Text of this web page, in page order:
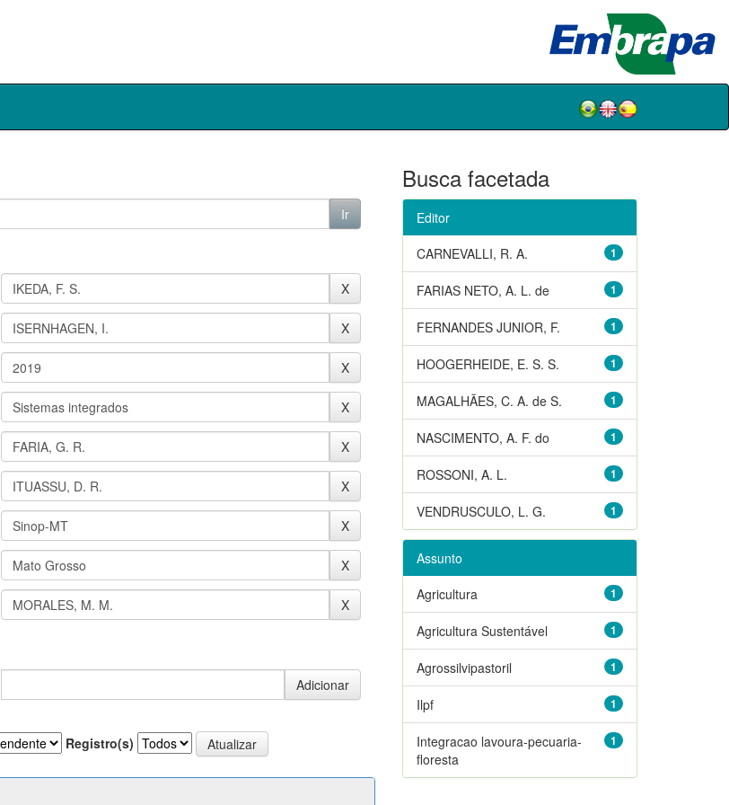
Registro(s)
Busca facetada
Editor
1
CARNEVALLI, R. A.
1
FARIAS NETO, A. L. de
1
FERNANDES JUNIOR, F.
1
HOOGERHEIDE, E. S. S.
1
MAGALHÃES, C. A. de S.
1
NASCIMENTO, A. F. do
1
ROSSONI, A. L.
1
VENDRUSCULO, L. G.
Assunto
1
Agricultura
1
Agricultura Sustentável
1
Agrossilvipastoril
1
Ilpf
1
Integracao lavoura-pecuaria-
floresta